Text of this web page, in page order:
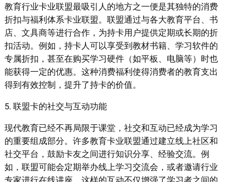
教育行业卡业联盟最吸引人的地方之一便是其独特的消费
折扣与福利体系卡业联盟。联盟通过与各大教育平台、书
店、文具商等进行合作，为持卡用户提供定期或长期的折
扣活动。例如，持卡人可以享受到教材书籍、学习软件的
专属折扣，甚至在购买学习硬件（如平板、电脑等）时也
能获得一定的优惠。这种消费福利使得消费者的教育支出
得到有效控制，提升了持卡的价值。
5. 联盟卡的社交与互动功能
现代教育已经不再局限于课堂，社交和互动已经成为学习
的重要组成部分。许多教育卡业联盟通过建立线上社区和
社交平台，鼓励卡友之间进行知识分享、经验交流。例
如，联盟可能会定期举办线上学习交流会，或者邀请行业